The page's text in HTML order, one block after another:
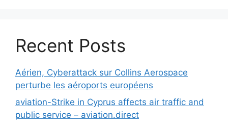
Recent Posts
Aérien, Cyberattack sur Collins Aerospace
perturbe les aéroports européens
aviation-Strike in Cyprus affects air traffic and
public service – aviation.direct